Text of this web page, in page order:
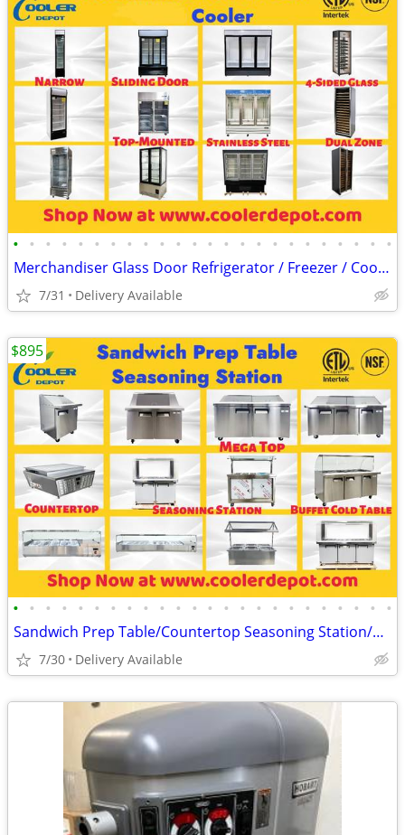
• • • • • • • • • • • • • • • • • • • • • • • •
Merchandiser Glass Door Refrigerator / Freezer / Cooler
7/31 Delivery Available
• • • • • • • • • • • • • • • • • • • • • • • •
Sandwich Prep Table/Countertop Seasoning Station/Buffet Cold Table
7/30 Delivery Available
$895